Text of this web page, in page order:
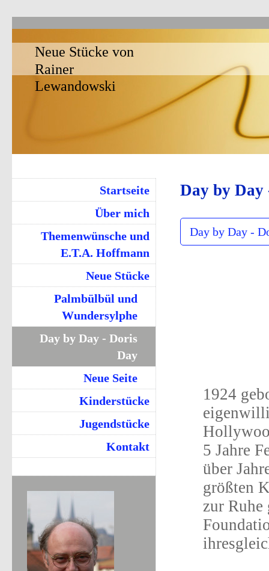
Neue Stücke von
Rainer
Lewandowski
Day by
Day by Day -
1924
5 Jahre
über
größten
zur Ruhe
Startseite
Über mich
Themenwünsche und
E.T.A. Hoffmann
Neue Stücke
Palmbülbül und
Wundersylphe
Day by Day - Doris
Day
Neue Seite
Kinderstücke
Jugendstücke
Kontakt